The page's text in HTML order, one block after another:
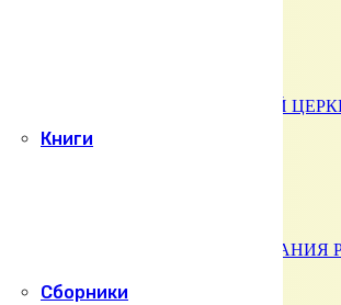
Книги
Сборники